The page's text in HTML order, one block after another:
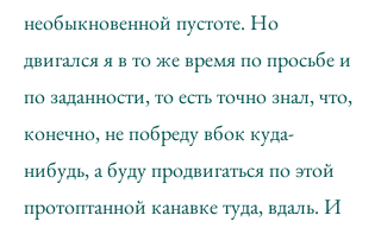
необыкновенной пустоте. Но
двигался я в то же время по просьбе и
по заданности, то есть точно знал, что,
конечно, не побреду вбок куда-
нибудь, а буду продвигаться по этой
протоптанной канавке туда, вдаль. И